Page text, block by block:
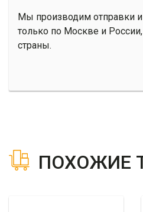
Мы производим отправки
только по Москве и
страны.
ПОХОЖИЕ